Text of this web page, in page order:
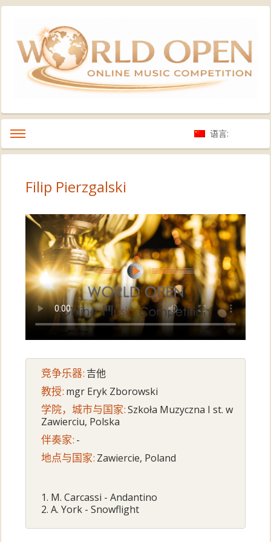
语言:
Filip Pierzgalski
竞争乐器: 吉他
教授: mgr Eryk Zborowski
学院，城市与国家:Szkoła Muzyczna I st. w
Zawierciu, Polska
伴奏家: -
地点与国家: Zawiercie, Poland
1. M. Carcassi - Andantino
2. A. York - Snowflight